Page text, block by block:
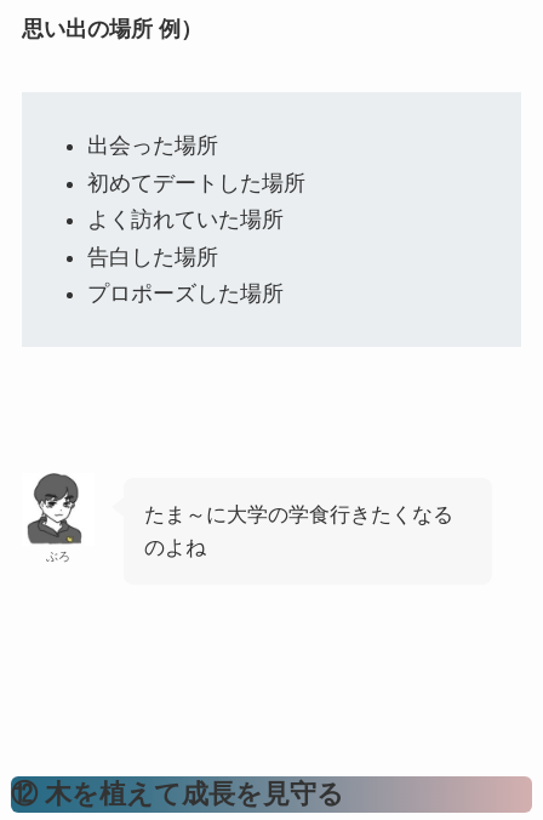
思い出の場所 例）
出会った場所
初めてデートした場所
よく訪れていた場所
告白した場所
プロポーズした場所
ぶろ
たま～に大学の学食行きたくなる
のよね
⑫ 木を植えて成長を見守る